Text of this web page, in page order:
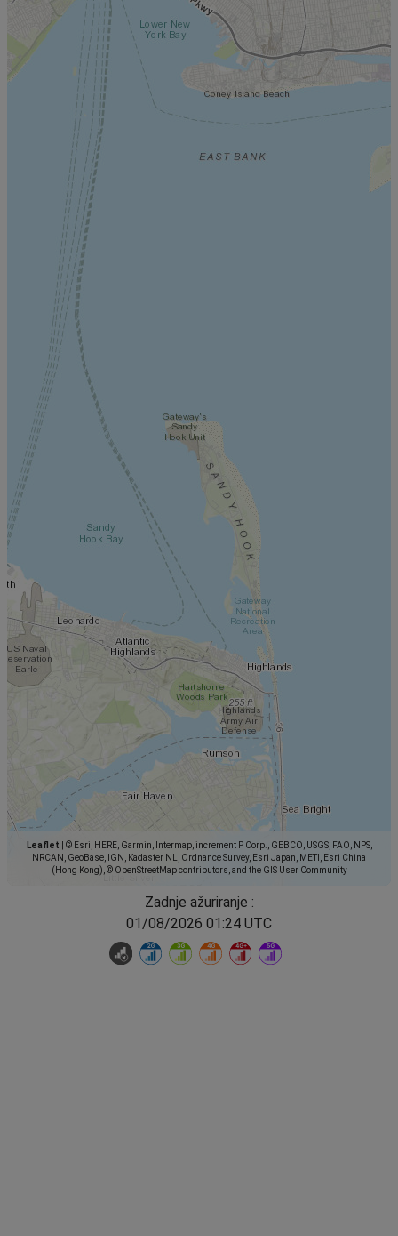
Leaflet
© Esri, HERE, Garmin, Intermap, increment P Corp., GEBCO, USGS, FAO, NPS,
NRCAN, GeoBase, IGN, Kadaster NL, Ordnance Survey, Esri Japan, METI, Esri China
(Hong Kong), © OpenStreetMap contributors, and the GIS User Community
Zadnje ažuriranje :
01/08/2026 01:24 UTC